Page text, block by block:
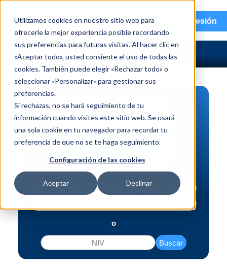
Utilizamos cookies en nuestro sitio web para
ofrecerle la mejor experiencia posible recordando
sus preferencias para futuras visitas. Al hacer clic en
«Aceptar todo», usted consiente el uso de todas las
cookies. También puede elegir «Rechazar todo» o
seleccionar «Personalizar» para gestionar sus
preferencias.
Si rechazas, no se hará seguimiento de tu
información cuando visites este sitio web. Se usará
una sola cookie en tu navegador para recordar tu
preferencia de que no se te haga seguimiento.
Configuración de las cookies
Aceptar Declinar
menu Iniciar sesión
BÚSQUEDA DE PIEZAS
Vehículo | NIV
Pieza | N.º de intercambio
o
Buscar